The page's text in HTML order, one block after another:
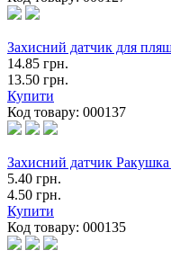
Захисний датчик для
14.85 грн.
13.50 грн.
Купити
Код товару: 000137
Захисний датчик
5.40 грн.
4.50 грн.
Купити
Код товару: 000135